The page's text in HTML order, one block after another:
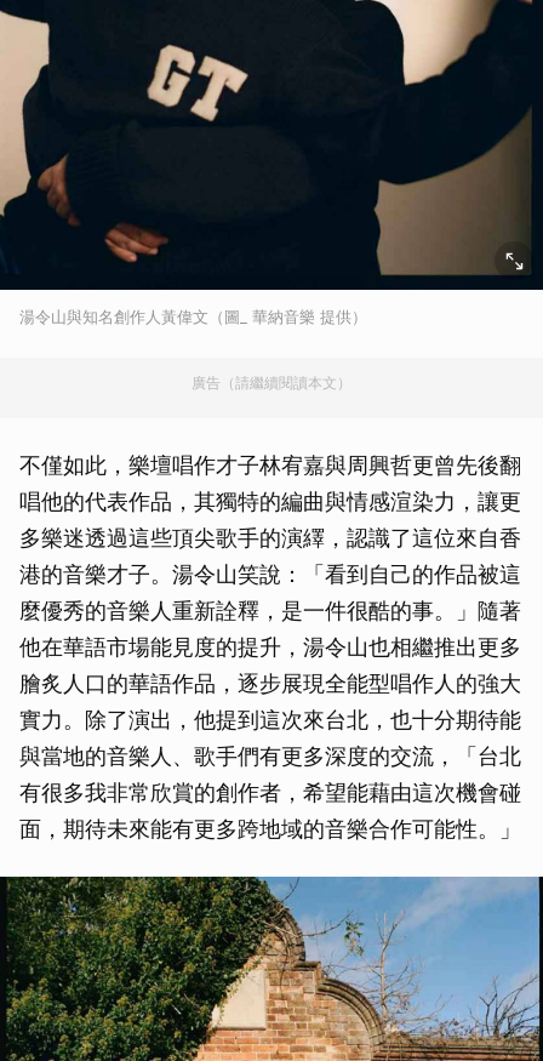
湯令山與知名創作人黃偉文（圖_ 華納音樂 提供）
廣告（請繼續閱讀本文）
不僅如此，樂壇唱作才子林宥嘉與周興哲更曾先後翻
唱他的代表作品，其獨特的編曲與情感渲染力，讓更
多樂迷透過這些頂尖歌手的演繹，認識了這位來自香
港的音樂才子。湯令山笑說：「看到自己的作品被這
麼優秀的音樂人重新詮釋，是一件很酷的事。」隨著
他在華語市場能見度的提升，湯令山也相繼推出更多
膾炙人口的華語作品，逐步展現全能型唱作人的強大
實力。除了演出，他提到這次來台北，也十分期待能
與當地的音樂人、歌手們有更多深度的交流，「台北
有很多我非常欣賞的創作者，希望能藉由這次機會碰
面，期待未來能有更多跨地域的音樂合作可能性。」